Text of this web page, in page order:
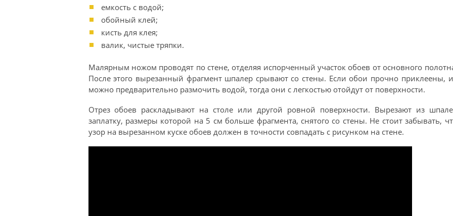
емкость с водой;
обойный клей;
кисть для клея;
валик, чистые тряпки.
Малярным ножом проводят по стене, отделяя испорченный участок обоев от основного
После этого вырезанный фрагмент шпалер срывают со стены. Если обои прочно приклеены,
можно предварительно размочить водой, тогда они с легкостью отойдут от поверхности.
Отрез обоев раскладывают на столе или другой ровной поверхности. Вырезают из
заплатку, размеры которой на 5 см больше фрагмента, снятого со стены. Не стоит забывать,
узор на вырезанном куске обоев должен в точности совпадать с рисунком на стене.